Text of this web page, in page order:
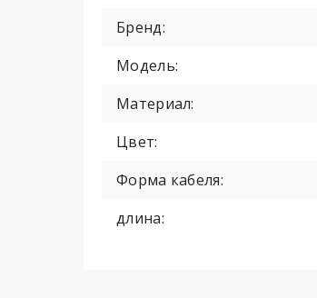
Бренд:
Модель:
Материал:
Цвет:
Форма кабеля:
длина: